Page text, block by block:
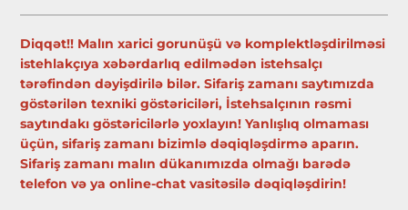
Diqqət!! Malın xarici gorunüşü və komplektləşdirilməsi
istehlakçıya xəbərdarlıq edilmədən istehsalçı
tərəfindən dəyişdirilə bilər. Sifariş zamanı saytımızda
göstərilən texniki göstəriciləri, İstehsalçının rəsmi
saytındakı göstəricilərlə yoxlayın! Yanlışlıq olmaması
üçün, sifariş zamanı bizimlə dəqiqləşdirmə aparın.
Sifariş zamanı malın dükanımızda olmağı barədə
telefon və ya online-chat vasitəsilə dəqiqləşdirin!